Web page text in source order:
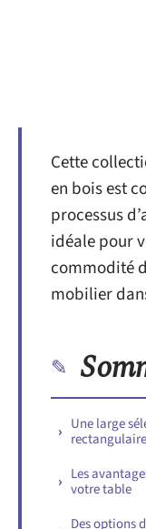
Cette
en bois est
processus
idéale pour
commodité
mobilier
Une large
Les
votre table
Des options